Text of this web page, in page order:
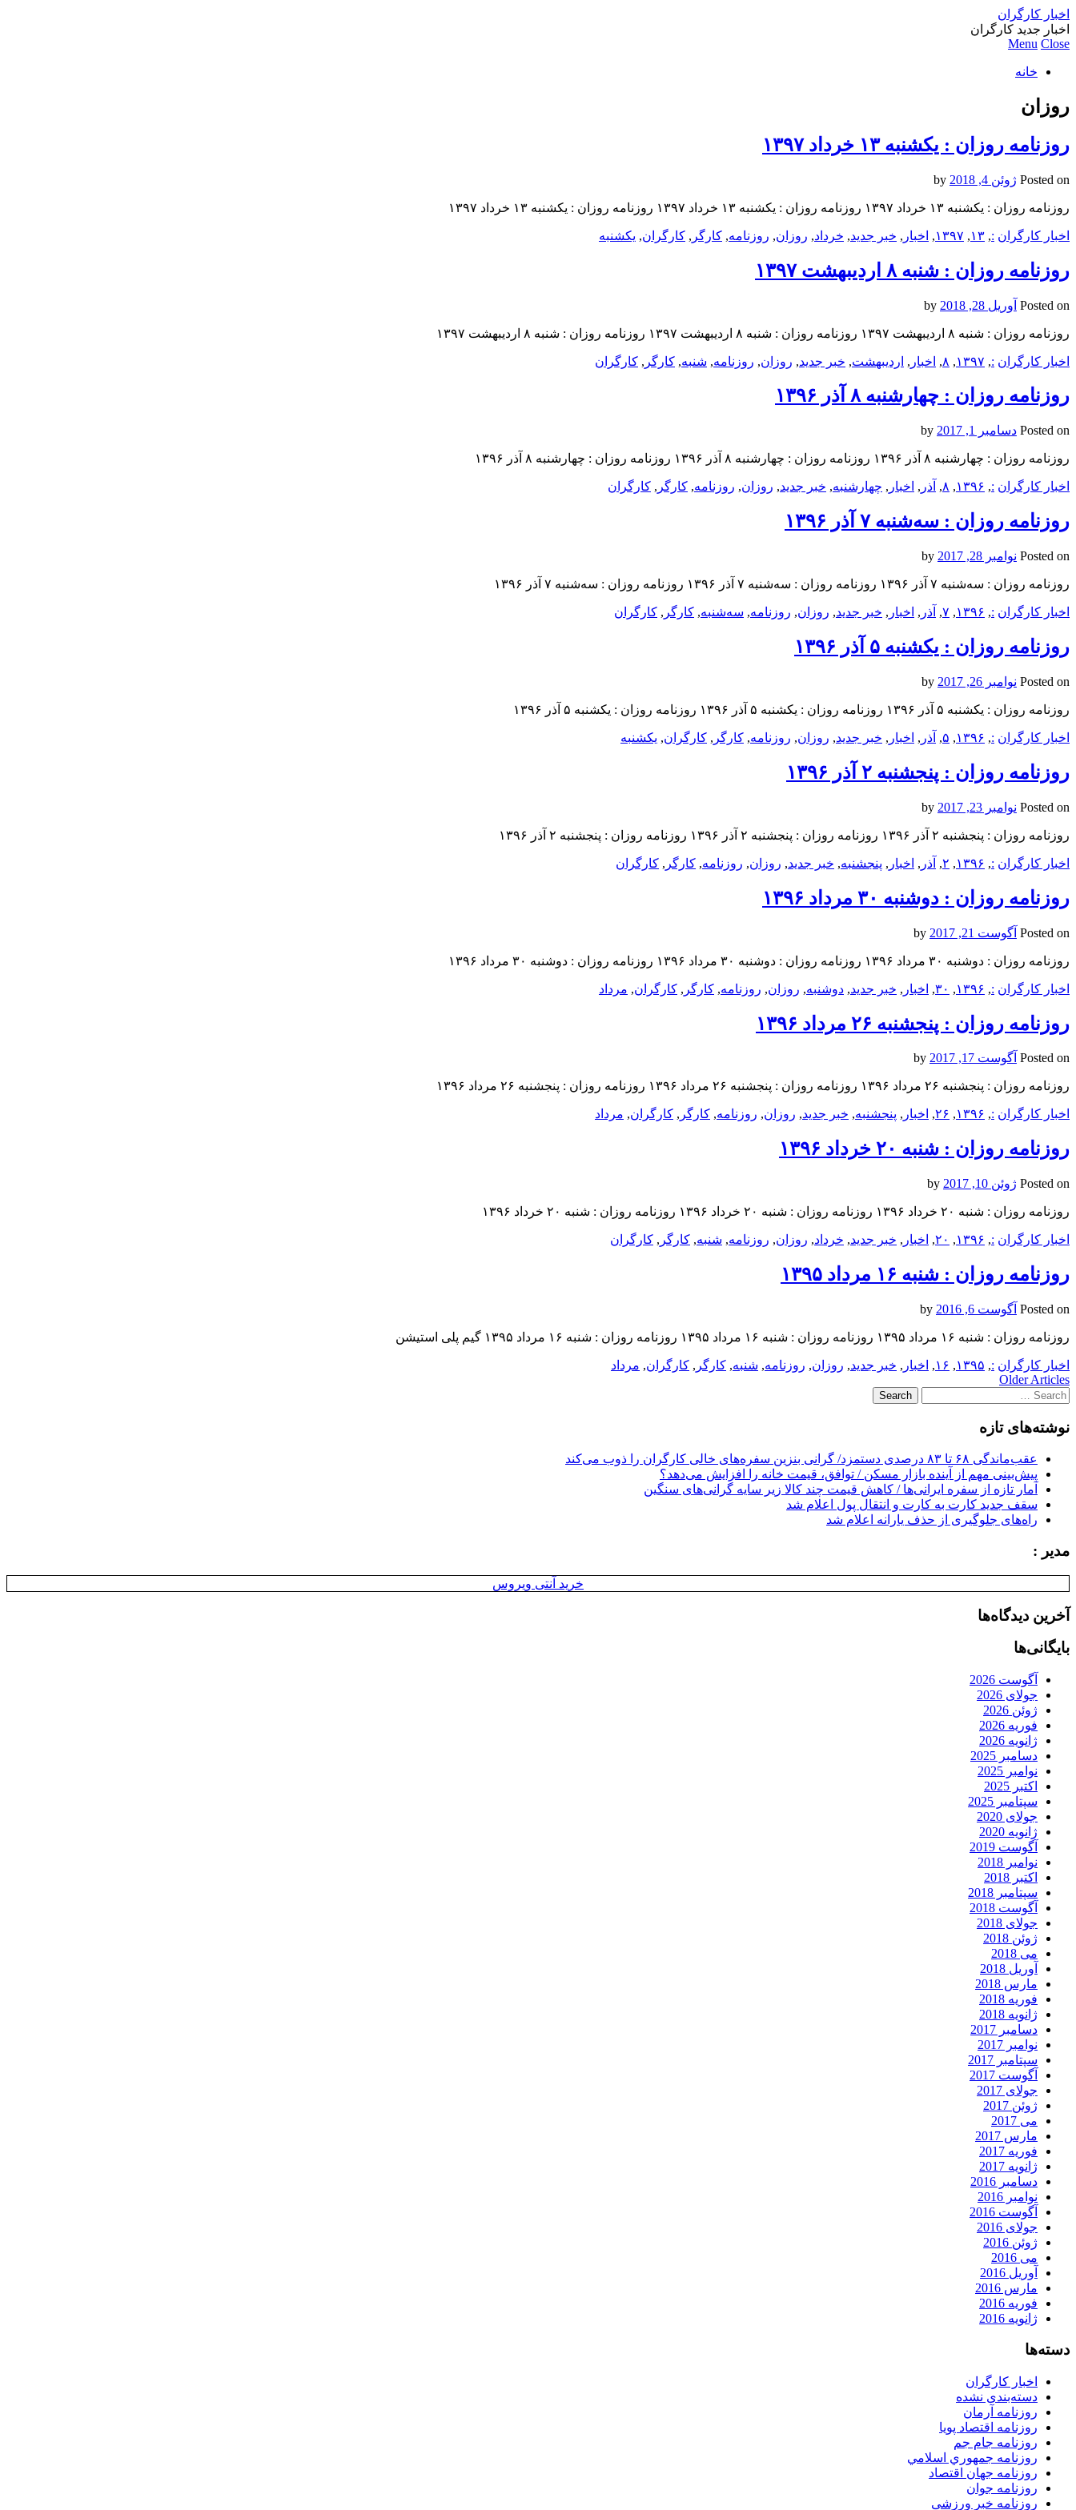
اخبار کارگران
اخبار جدید کارگران
Menu Close
خانه
روزان
روزنامه روزان : یکشنبه‌ ۱۳ خرداد ۱۳۹۷
Posted on ژوئن 4, 2018
روزنامه روزان : یکشنبه‌ ۱۳ خرداد ۱۳۹۷ روزنامه روزان : یکشنبه‌ ۱۳ خرداد ۱۳۹۷ روزنامه روزان : یکشنبه‌ ۱۳ خرداد ۱۳۹۷
اخبار کارگران :
, ۱۳, ۱۳۹۷, اخبار , خبر جدید, خرداد, روزان, روزنامه, کارگر , کارگران, یکشنبه‌
روزنامه روزان : شنبه ۸ ارديبهشت ۱۳۹۷
Posted on آوریل 28, 2018
روزنامه روزان : شنبه ۸ ارديبهشت ۱۳۹۷ روزنامه روزان : شنبه ۸ ارديبهشت ۱۳۹۷ روزنامه روزان : شنبه ۸ ارديبهشت ۱۳۹۷
اخبار کارگران :
, ۱۳۹۷, ۸, اخبار , ارديبهشت, خبر جدید, روزان, روزنامه, شنبه, کارگر , کارگران
روزنامه روزان : چهارشنبه ۸ آذر ۱۳۹۶
Posted on دسامبر 1, 2017
روزنامه روزان : چهارشنبه ۸ آذر ۱۳۹۶ روزنامه روزان : چهارشنبه ۸ آذر ۱۳۹۶ روزنامه روزان : چهارشنبه ۸ آذر ۱۳۹۶
اخبار کارگران :
, ۱۳۹۶, ۸, آذر , اخبار , چهارشنبه, خبر جدید, روزان, روزنامه, کارگر , کارگران
روزنامه روزان : سه‌شنبه ۷ آذر ۱۳۹۶
Posted on نوامبر 28, 2017
روزنامه روزان : سه‌شنبه ۷ آذر ۱۳۹۶ روزنامه روزان : سه‌شنبه ۷ آذر ۱۳۹۶ روزنامه روزان : سه‌شنبه ۷ آذر ۱۳۹۶
اخبار کارگران :
, ۱۳۹۶, ۷, آذر , اخبار , خبر جدید, روزان, روزنامه, سه‌شنبه, کارگر , کارگران
روزنامه روزان : یکشنبه‌ ۵ آذر ۱۳۹۶
Posted on نوامبر 26, 2017
روزنامه روزان : یکشنبه‌ ۵ آذر ۱۳۹۶ روزنامه روزان : یکشنبه‌ ۵ آذر ۱۳۹۶ روزنامه روزان : یکشنبه‌ ۵ آذر ۱۳۹۶
اخبار کارگران :
, ۱۳۹۶, ۵, آذر , اخبار , خبر جدید, روزان, روزنامه, کارگر , کارگران, یکشنبه‌
روزنامه روزان : پنجشنبه ۲ آذر ۱۳۹۶
Posted on نوامبر 23, 2017
روزنامه روزان : پنجشنبه ۲ آذر ۱۳۹۶ روزنامه روزان : پنجشنبه ۲ آذر ۱۳۹۶ روزنامه روزان : پنجشنبه ۲ آذر ۱۳۹۶
اخبار کارگران :
, ۱۳۹۶, ۲, آذر , اخبار , پنجشنبه, خبر جدید, روزان, روزنامه, کارگر , کارگران
روزنامه روزان : دوشنبه ۳۰ مرداد ۱۳۹۶
Posted on آگوست 21, 2017
روزنامه روزان : دوشنبه ۳۰ مرداد ۱۳۹۶ روزنامه روزان : دوشنبه ۳۰ مرداد ۱۳۹۶ روزنامه روزان : دوشنبه ۳۰ مرداد ۱۳۹۶
اخبار کارگران :
, ۱۳۹۶, ۳۰, اخبار , خبر جدید, دوشنبه, روزان, روزنامه, کارگر , کارگران, مرداد
روزنامه روزان : پنجشنبه ۲۶ مرداد ۱۳۹۶
Posted on آگوست 17, 2017
روزنامه روزان : پنجشنبه ۲۶ مرداد ۱۳۹۶ روزنامه روزان : پنجشنبه ۲۶ مرداد ۱۳۹۶ روزنامه روزان : پنجشنبه ۲۶ مرداد ۱۳۹۶
اخبار کارگران :
, ۱۳۹۶, ۲۶, اخبار , پنجشنبه, خبر جدید, روزان, روزنامه, کارگر , کارگران, مرداد
روزنامه روزان : شنبه ۲۰ خرداد ۱۳۹۶
Posted on ژوئن 10, 2017
روزنامه روزان : شنبه ۲۰ خرداد ۱۳۹۶ روزنامه روزان : شنبه ۲۰ خرداد ۱۳۹۶ روزنامه روزان : شنبه ۲۰ خرداد ۱۳۹۶
اخبار کارگران :
, ۱۳۹۶, ۲۰, اخبار , خبر جدید, خرداد, روزان, روزنامه, شنبه, کارگر , کارگران
روزنامه روزان : شنبه ۱۶ مرداد ۱۳۹۵
Posted on آگوست 6, 2016
روزنامه روزان : شنبه ۱۶ مرداد ۱۳۹۵ روزنامه روزان : شنبه ۱۶ مرداد ۱۳۹۵ روزنامه روزان : شنبه ۱۶ مرداد ۱۳۹۵ گیم پلی استیشن
اخبار کارگران :
, ۱۳۹۵, ۱۶, اخبار , خبر جدید, روزان, روزنامه, شنبه, کارگر , کارگران, مرداد
Post
navigation
Older Articles
Search
for:
نوشته‌های تازه
عقب‌ماندگی ۶۸ تا ۸۳ درصدی دستمزد/ گرانی بنزین سفره‌های خالی کارگران را ذوب می‌کند
پیش‌بینی مهم از آینده بازار مسکن / توافق، قیمت خانه را افزایش می‌دهد؟
آمار تازه از سفره ایرانی‌ها / کاهش قیمت چند کالا زیر سایه گرانی‌های سنگین
سقف جدید کارت به کارت و انتقال پول اعلام شد
راه‌های جلوگیری از حذف یارانه اعلام شد
مدیر :
خرید آنتی ویروس
آخرین دیدگاه‌ها
بایگانی‌ها
آگوست 2026
جولای 2026
ژوئن 2026
فوریه 2026
ژانویه 2026
دسامبر 2025
نوامبر 2025
اکتبر 2025
سپتامبر 2025
جولای 2020
ژانویه 2020
آگوست 2019
نوامبر 2018
اکتبر 2018
سپتامبر 2018
آگوست 2018
جولای 2018
ژوئن 2018
می 2018
آوریل 2018
مارس 2018
فوریه 2018
ژانویه 2018
دسامبر 2017
نوامبر 2017
سپتامبر 2017
آگوست 2017
جولای 2017
ژوئن 2017
می 2017
مارس 2017
فوریه 2017
ژانویه 2017
دسامبر 2016
نوامبر 2016
آگوست 2016
جولای 2016
ژوئن 2016
می 2016
آوریل 2016
مارس 2016
فوریه 2016
ژانویه 2016
دسته‌ها
اخبار کارگران
دسته‌بندی نشده
روزنامه آرمان
روزنامه اقتصاد پویا
روزنامه جام جم
روزنامه جمهوري اسلامي
روزنامه جهان اقتصاد
روزنامه جوان
روزنامه خبر ورزشى